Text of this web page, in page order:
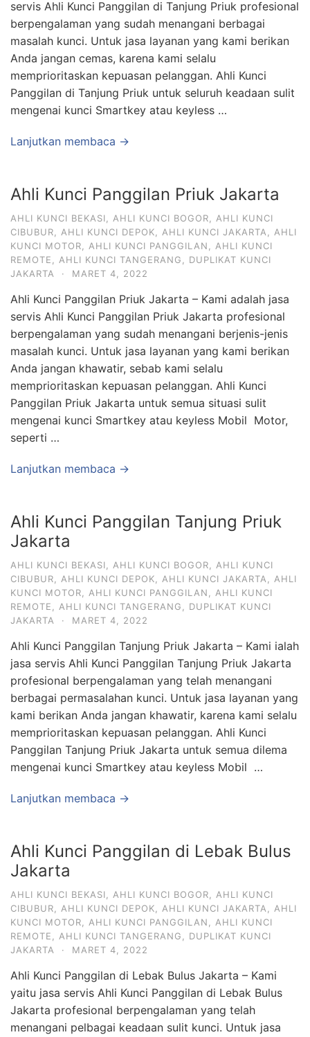
servis Ahli Kunci Panggilan di Tanjung Priuk profesional
berpengalaman yang sudah menangani berbagai
masalah kunci. Untuk jasa layanan yang kami berikan
Anda jangan cemas, karena kami selalu
memprioritaskan kepuasan pelanggan. Ahli Kunci
Panggilan di Tanjung Priuk untuk seluruh keadaan sulit
mengenai kunci Smartkey atau keyless …
Lanjutkan membaca →
Ahli Kunci Panggilan Priuk Jakarta
AHLI KUNCI BEKASI AHLI KUNCI BOGOR
AHLI KUNCI
CIBUBUR
AHLI KUNCI DEPOK AHLI KUNCI JAKARTA
AHLI
KUNCI MOTOR
AHLI KUNCI PANGGILAN
AHLI KUNCI
REMOTE
AHLI KUNCI TANGERANG
DUPLIKAT KUNCI
JAKARTA
· MARET 4, 2022
Ahli Kunci Panggilan Priuk Jakarta – Kami adalah jasa
servis Ahli Kunci Panggilan Priuk Jakarta profesional
berpengalaman yang sudah menangani berjenis-jenis
masalah kunci. Untuk jasa layanan yang kami berikan
Anda jangan khawatir, sebab kami selalu
memprioritaskan kepuasan pelanggan. Ahli Kunci
Panggilan Priuk Jakarta untuk semua situasi sulit
mengenai kunci Smartkey atau keyless Mobil Motor,
seperti …
Lanjutkan membaca →
Ahli Kunci Panggilan Tanjung Priuk
Jakarta
AHLI KUNCI BEKASI AHLI KUNCI BOGOR
AHLI KUNCI
CIBUBUR
AHLI KUNCI DEPOK AHLI KUNCI JAKARTA
AHLI
KUNCI MOTOR
AHLI KUNCI PANGGILAN
AHLI KUNCI
REMOTE
AHLI KUNCI TANGERANG
DUPLIKAT KUNCI
JAKARTA
· MARET 4, 2022
Ahli Kunci Panggilan Tanjung Priuk Jakarta – Kami ialah
jasa servis Ahli Kunci Panggilan Tanjung Priuk Jakarta
profesional berpengalaman yang telah menangani
berbagai permasalahan kunci. Untuk jasa layanan yang
kami berikan Anda jangan khawatir, karena kami selalu
memprioritaskan kepuasan pelanggan. Ahli Kunci
Panggilan Tanjung Priuk Jakarta untuk semua dilema
mengenai kunci Smartkey atau keyless Mobil …
Lanjutkan membaca →
Ahli Kunci Panggilan di Lebak Bulus
Jakarta
AHLI KUNCI BEKASI AHLI KUNCI BOGOR
AHLI KUNCI
CIBUBUR
AHLI KUNCI DEPOK AHLI KUNCI JAKARTA
AHLI
KUNCI MOTOR
AHLI KUNCI PANGGILAN
AHLI KUNCI
REMOTE
AHLI KUNCI TANGERANG
DUPLIKAT KUNCI
JAKARTA
· MARET 4, 2022
Ahli Kunci Panggilan di Lebak Bulus Jakarta – Kami
yaitu jasa servis Ahli Kunci Panggilan di Lebak Bulus
Jakarta profesional berpengalaman yang telah
menangani pelbagai keadaan sulit kunci. Untuk jasa